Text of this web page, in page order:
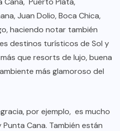
Juan Dolio, Boca Chica,
haciendo notar también
destinos turísticos de Sol y
que resorts de lujo, buena
más glamoroso del
por ejemplo, es mucho
Punta Cana. También están